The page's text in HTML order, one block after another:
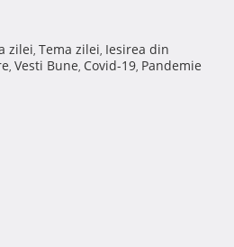
zilei, Tema zilei, Iesirea din
, Vesti Bune, Covid-19, Pandemie